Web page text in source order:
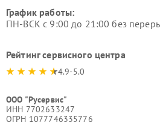
График работы:
ПН-ВСК с 9:00 до 21:00 без
Рейтинг сервисного центра
4.9-5.0
ООО "Русервис"
ИНН 7702633247
ОГРН 1077746335776